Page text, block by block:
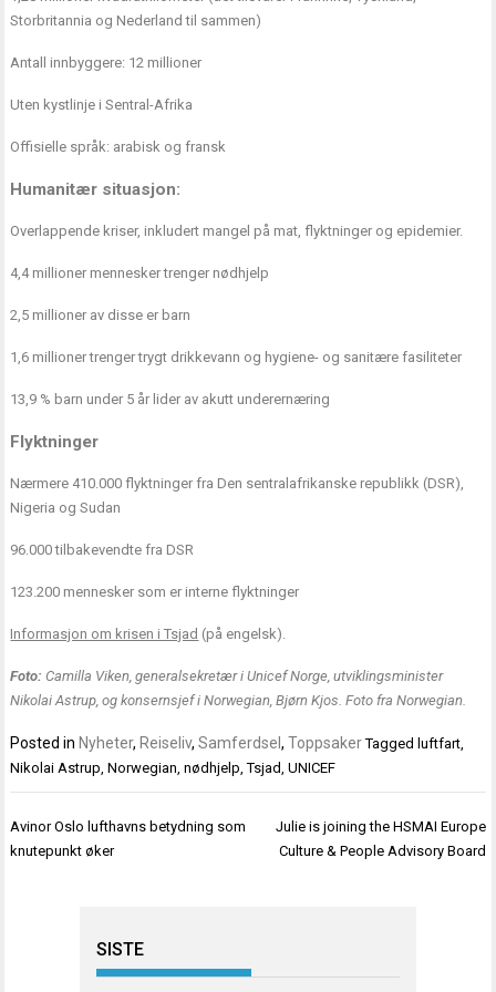
Storbritannia og Nederland til sammen)
Antall innbyggere: 12 millioner
Uten kystlinje i Sentral-Afrika
Offisielle språk: arabisk og fransk
Humanitær situasjon:
Overlappende kriser, inkludert mangel på mat, flyktninger og epidemier.
4,4 millioner mennesker trenger nødhjelp
2,5 millioner av disse er barn
1,6 millioner trenger trygt drikkevann og hygiene- og sanitære fasiliteter
13,9 % barn under 5 år lider av akutt underernæring
Flyktninger
Nærmere 410.000 flyktninger fra Den sentralafrikanske republikk (DSR),
Nigeria og Sudan
96.000 tilbakevendte fra DSR
123.200 mennesker som er interne flyktninger
Informasjon om krisen i Tsjad (på engelsk).
Foto: Camilla Viken, generalsekretær i Unicef Norge, utviklingsminister
Nikolai Astrup, og konsernsjef i Norwegian, Bjørn Kjos. Foto fra Norwegian.
Posted in Nyheter, Reiseliv,Samferdsel,Toppsaker Tagged luftfart,
Nikolai Astrup,Norwegian,nødhjelp,Tsjad,UNICEF
Innleggsnavigasjon
Avinor Oslo lufthavns betydning som
knutepunkt øker
Julie is joining the HSMAI Europe
Culture & People Advisory Board
SISTE